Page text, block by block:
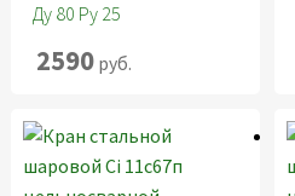
Ду 80 Ру 25
2590руб.